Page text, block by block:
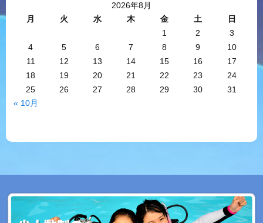
2026年8月
月
火 水 木 金 土
日
1
2
3
4
5 6 7 8 9
10
11
12 13 14 15 16
17
18
19 20 21 22 23
24
25
26 27 28 29 30
31
« 10月